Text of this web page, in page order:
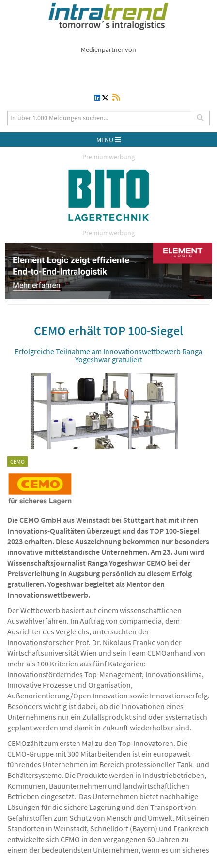
Medienpartner von
MENU
Premiumwerbung
Premiumwerbung
CEMO erhält TOP 100-Siegel
Erfolgreiche Teilnahme am Innovationswettbewerb Ranga
Yogeshwar gratuliert
CEMO
Die CEMO GmbH aus Weinstadt bei Stuttgart hat mit ihren
Innovations-Qualitäten überzeugt und das TOP 100-Siegel
2023 erhalten. Diese Auszeichnung bekommen nur besonders
innovative mittelständische Unternehmen. Am 23. Juni wird
Wissenschaftsjournalist Ranga Yogeshwar CEMO bei der
Preisverleihung in Augsburg persönlich zu diesem Erfolg
gratulieren. Yogeshwar begleitet als Mentor den
Innovationswettbewerb.
Der Wettbewerb basiert auf einem wissenschaftlichen
Auswahlverfahren. Im Auftrag von compamedia, dem
Ausrichter des Vergleichs, untersuchten der
Innovationsforscher Prof. Dr. Nikolaus Franke von der
Wirtschaftsuniversität Wien und sein Team CEMOanhand von
mehr als 100 Kriterien aus fünf Kategorien:
Innovationsförderndes Top-Management, Innovationsklima,
Innovative Prozesse und Organisation,
Außenorientierung/Open Innovation sowie Innovationserfolg.
Besonders wichtig ist dabei, ob die Innovationen eines
Unternehmens nur ein Zufallsprodukt sind oder systematisch
geplant werden und damit in Zukunft wiederholbar sind.
CEMOzählt zum ersten Mal zu den Top-Innovatoren. Die
CEMO-Gruppe mit 300 Mitarbeitenden ist ein europaweit
führendes Unternehmen im Bereich professioneller Tank- und
Behältersysteme. Die Produkte werden in Industriebetrieben,
Kommunen, Bauunternehmen und landwirtschaftlichen
Betrieben eingesetzt. Das Unternehmen bietet nachhaltige
Lösungen für die sichere Lagerung und den Transport von
Gefahrstoffen zum Schutz von Mensch und Umwelt. Mit seinen
Standorten in Weinstadt, Schnelldorf (Bayern) und Frankreich
entwickelte sich CEMO in den vergangenen 60 Jahren zu